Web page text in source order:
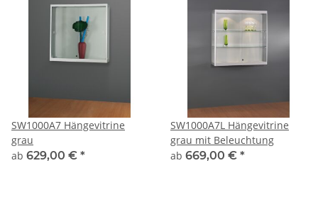
SW1000A7 Hängevitrine
grau
ab 629,00 € *
SW1000A7L Hängevitrine
grau mit Beleuchtung
ab 669,00 € *